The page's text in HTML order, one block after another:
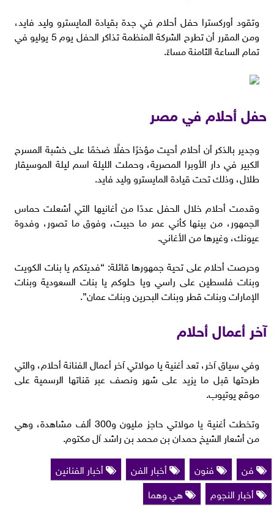
وتقود أوركسترا حفل أحلام في جدة بقيادة المايسترو وليد فايد،
ومن المقرر أن تطرح الشركة المنظمة تذاكر الحفل يوم 5 يوليو في
تمام الساعة الثامنة مساءً.
حفل أحلام في مصر
وجدير بالذكر أن أحلام أحيت مؤخرًا حفلًا ضخمًا على خشبة المسرح
الكبير في دار الأوبرا المصرية، وحملت الليلة اسم ليلة الموسيقار
طلال، وذلك تحت قيادة المايسترو وليد فايد.
وقدمت أحلام خلال الحفل عددًا من أغانيها التي أشعلت حماس
الجمهور، من بينها كأني عمر ما حبيت، وفوق ما تصور، وفدوة
عيونك، وغيرها من الأغاني.
وحرصت أحلام على تحية جمهورها قائلة: “فديتكم يا بنات الكويت
وبنات فلسطين على راسي ويا حلوكم يا بنات السعودية وبنات
الإمارات وبنات قطر وبنات البحرين وبنات عمان”.
آخر أعمال أحلام
وفي سياق آخر، تعد أغنية يا مولاتي آخر أعمال الفنانة أحلام، والتي
طرحتها قبل ما يزيد على شهر ونصف عبر قناتها الرسمية على
موقع يوتيوب.
وتخطت أغنية يا مولاتي حاجز مليون و300 ألف مشاهدة، وهي
من أشعار الشيخ حمدان بن محمد بن راشد آل مكتوم.
فن
فنون أخبار الفن
أخبار الفنانين
أخبار النجوم
هي وهما